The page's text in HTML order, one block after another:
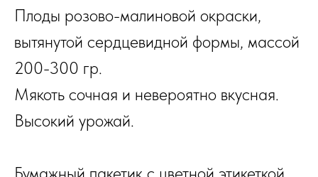
Плоды розово-малиновой окраски,
вытянутой сердцевидной формы, массой
200-300 гр.
Мякоть сочная и невероятно вкусная.
Высокий урожай.